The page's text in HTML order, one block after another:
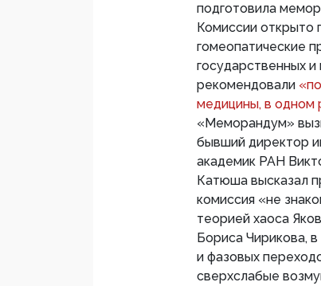
подготовила
Комиссии
гомеопатические
государственных
рекомендовали
медицины, в одном
«Меморандум»
бывший директор
академик РАН
Катюша высказал
комиссия «не
теорией хаоса
Бориса Чирикова,
и фазовых
сверхслабые